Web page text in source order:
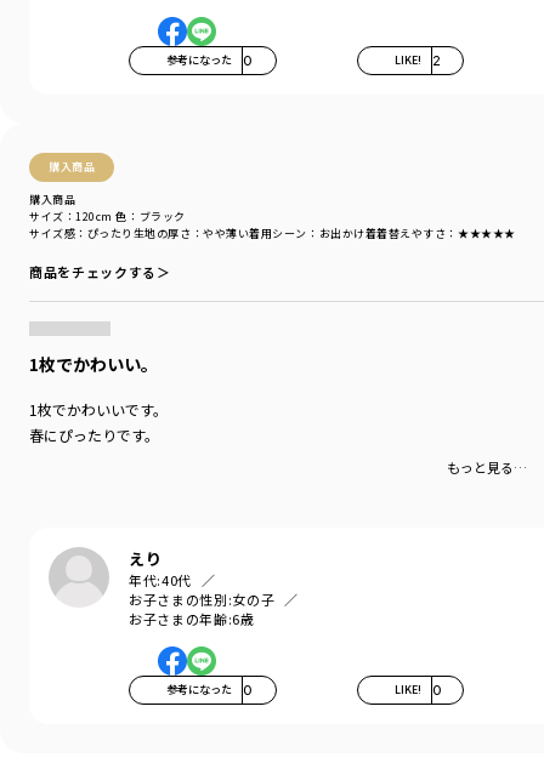
参考になった 0 LIKE! 2
購入商品
購入商品
サイズ感 ：ぴったり 生地の厚さ ：やや薄い着用シーン ：お出かけ着着替えやすさ ：★★★★★
サイズ：120cm 色：ブラック
商品をチェックする＞
1枚でかわいい。
1枚でかわいいです。
春にぴったりです。
もっと見る…
えり
年代:40代
お子さまの性別:女の子
お子さまの年齢:6歳
参考になった 0 LIKE! 0